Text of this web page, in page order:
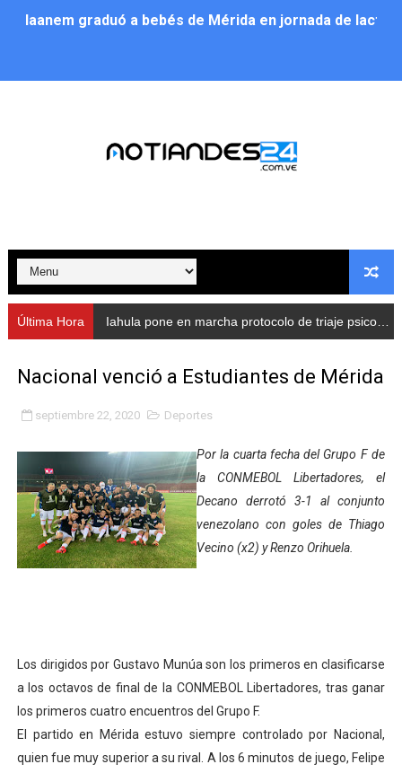
Iaanem graduó a bebés de Mérida en jornada de
Alcalde Nelson Álvarez llevó jornada recreativa a la
Nevado Gas optimiza servicio residencial en la
Balance semestral impulsa inclusión y atención a
Plan Vacacional Comunitario “Ríe 2026” recorre las
Alcaldía del Municipio Libertador realizó una jornada
Fundacite Mérida dicta taller gratuito de electrónica
INN-Mérida celebró el Lacto grado para promover el
Impulsan plan estratégico de seguridad ciudadana
Mérida impulsa desarrollo económico con taller de
Corposalud y Secretaría Social fortalecen la atención
Inicia el plan vacacional Venezuela Renace en el
Entregan planta eléctrica para fortalecer la atención
Última Hora Iahula pone en marcha protocolo de triaje psicosocial para atender a rescatistas
Nacional venció a Estudiantes de Mérida
septiembre 22, 2020 Deportes
Por la cuarta fecha del Grupo F de
la CONMEBOL Libertadores, el
Decano derrotó 3-1 al conjunto
venezolano con goles de Thiago
Vecino (x2) y Renzo Orihuela.
Los dirigidos por Gustavo Munúa son los primeros en clasificarse
a los octavos de final de la CONMEBOL Libertadores, tras ganar
los primeros cuatro encuentros del Grupo F.
El partido en Mérida estuvo siempre controlado por Nacional,
quien fue muy superior a su rival. A los 6 minutos de juego, Felipe